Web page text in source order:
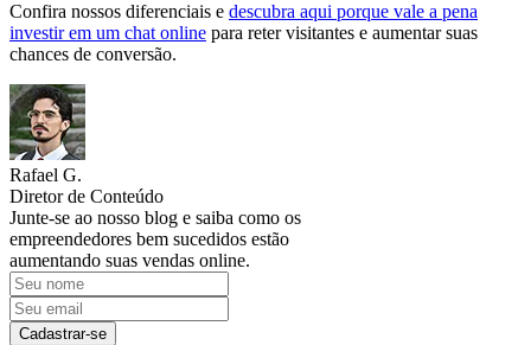
Confira nossos diferenciais e descubra aqui porque vale a pena
investir em um chat online para reter visitantes e aumentar suas
chances de conversão.
Rafael G.
Diretor de Conteúdo
Junte-se ao nosso blog e saiba como os
empreendedores bem sucedidos estão
aumentando suas vendas online.
Cadastrar-se